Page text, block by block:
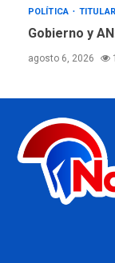
POLÍTICA
Gobierno y
agosto 6, 2026